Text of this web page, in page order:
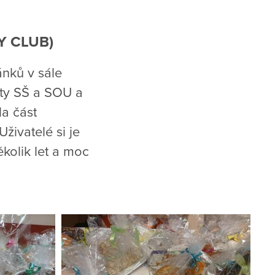
CLUB)
v sále
SŠ a SOU a
část
si je
let a moc